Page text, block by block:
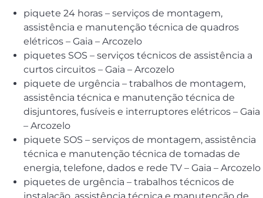
piquete 24 horas – serviços de montagem,
assistência e manutenção técnica de quadros
elétricos – Gaia – Arcozelo
piquetes SOS – serviços técnicos de assistência a
curtos circuitos – Gaia – Arcozelo
piquete de urgência – trabalhos de montagem,
assistência técnica e manutenção técnica de
disjuntores, fusíveis e interruptores elétricos – Gaia
– Arcozelo
piquete SOS – serviços de montagem, assistência
técnica e manutenção técnica de tomadas de
energia, telefone, dados e rede TV – Gaia – Arcozelo
piquetes de urgência – trabalhos técnicos de